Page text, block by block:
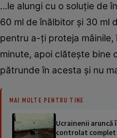
...le alungi cu o soluţie de
60 ml de înălbitor şi 30 ml
pentru a-ţi proteja
minute, apoi clăteşte bine
pătrunde în acesta şi nu
MAI MULTE PENTRU TINE
Ucrainenii aruncă
controlat complet